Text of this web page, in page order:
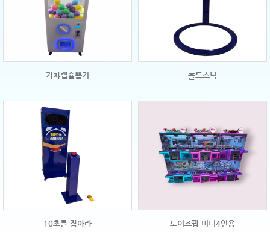
가챠캡슐뽑기 홀드스틱
10초를 잡아라 토이즈팝 미니4인용